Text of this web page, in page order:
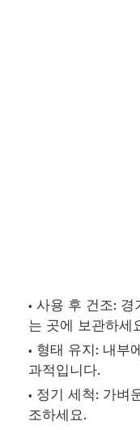
사용 후 건조: 경
는 곳에 보관하세
형태 유지: 내부
과적입니다.
정기 세척: 가벼
조하세요.